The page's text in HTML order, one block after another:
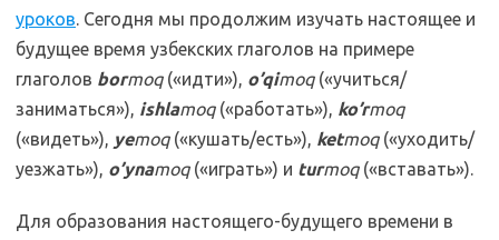
уроков. Сегодня мы продолжим изучать настоящее и
будущее время узбекских глаголов на примере
глаголов bormoq(«идти»), o’qimoq(«учиться/
заниматься»), ishlamoq(«работать»), ko’rmoq
(«видеть»), yemoq(«кушать/есть»), ketmoq(«уходить/
уезжать»), o’ynamoq(«играть») и turmoq(«вставать»).
Для образования настоящего-будущего времени в